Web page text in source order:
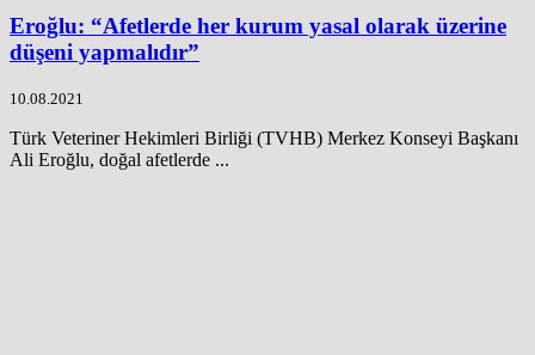
Eroğlu: “Afetlerde her kurum yasal olarak üzerine
düşeni yapmalıdır”
10.08.2021
Türk Veteriner Hekimleri Birliği (TVHB) Merkez Konseyi Başkanı
Ali Eroğlu, doğal afetlerde ...